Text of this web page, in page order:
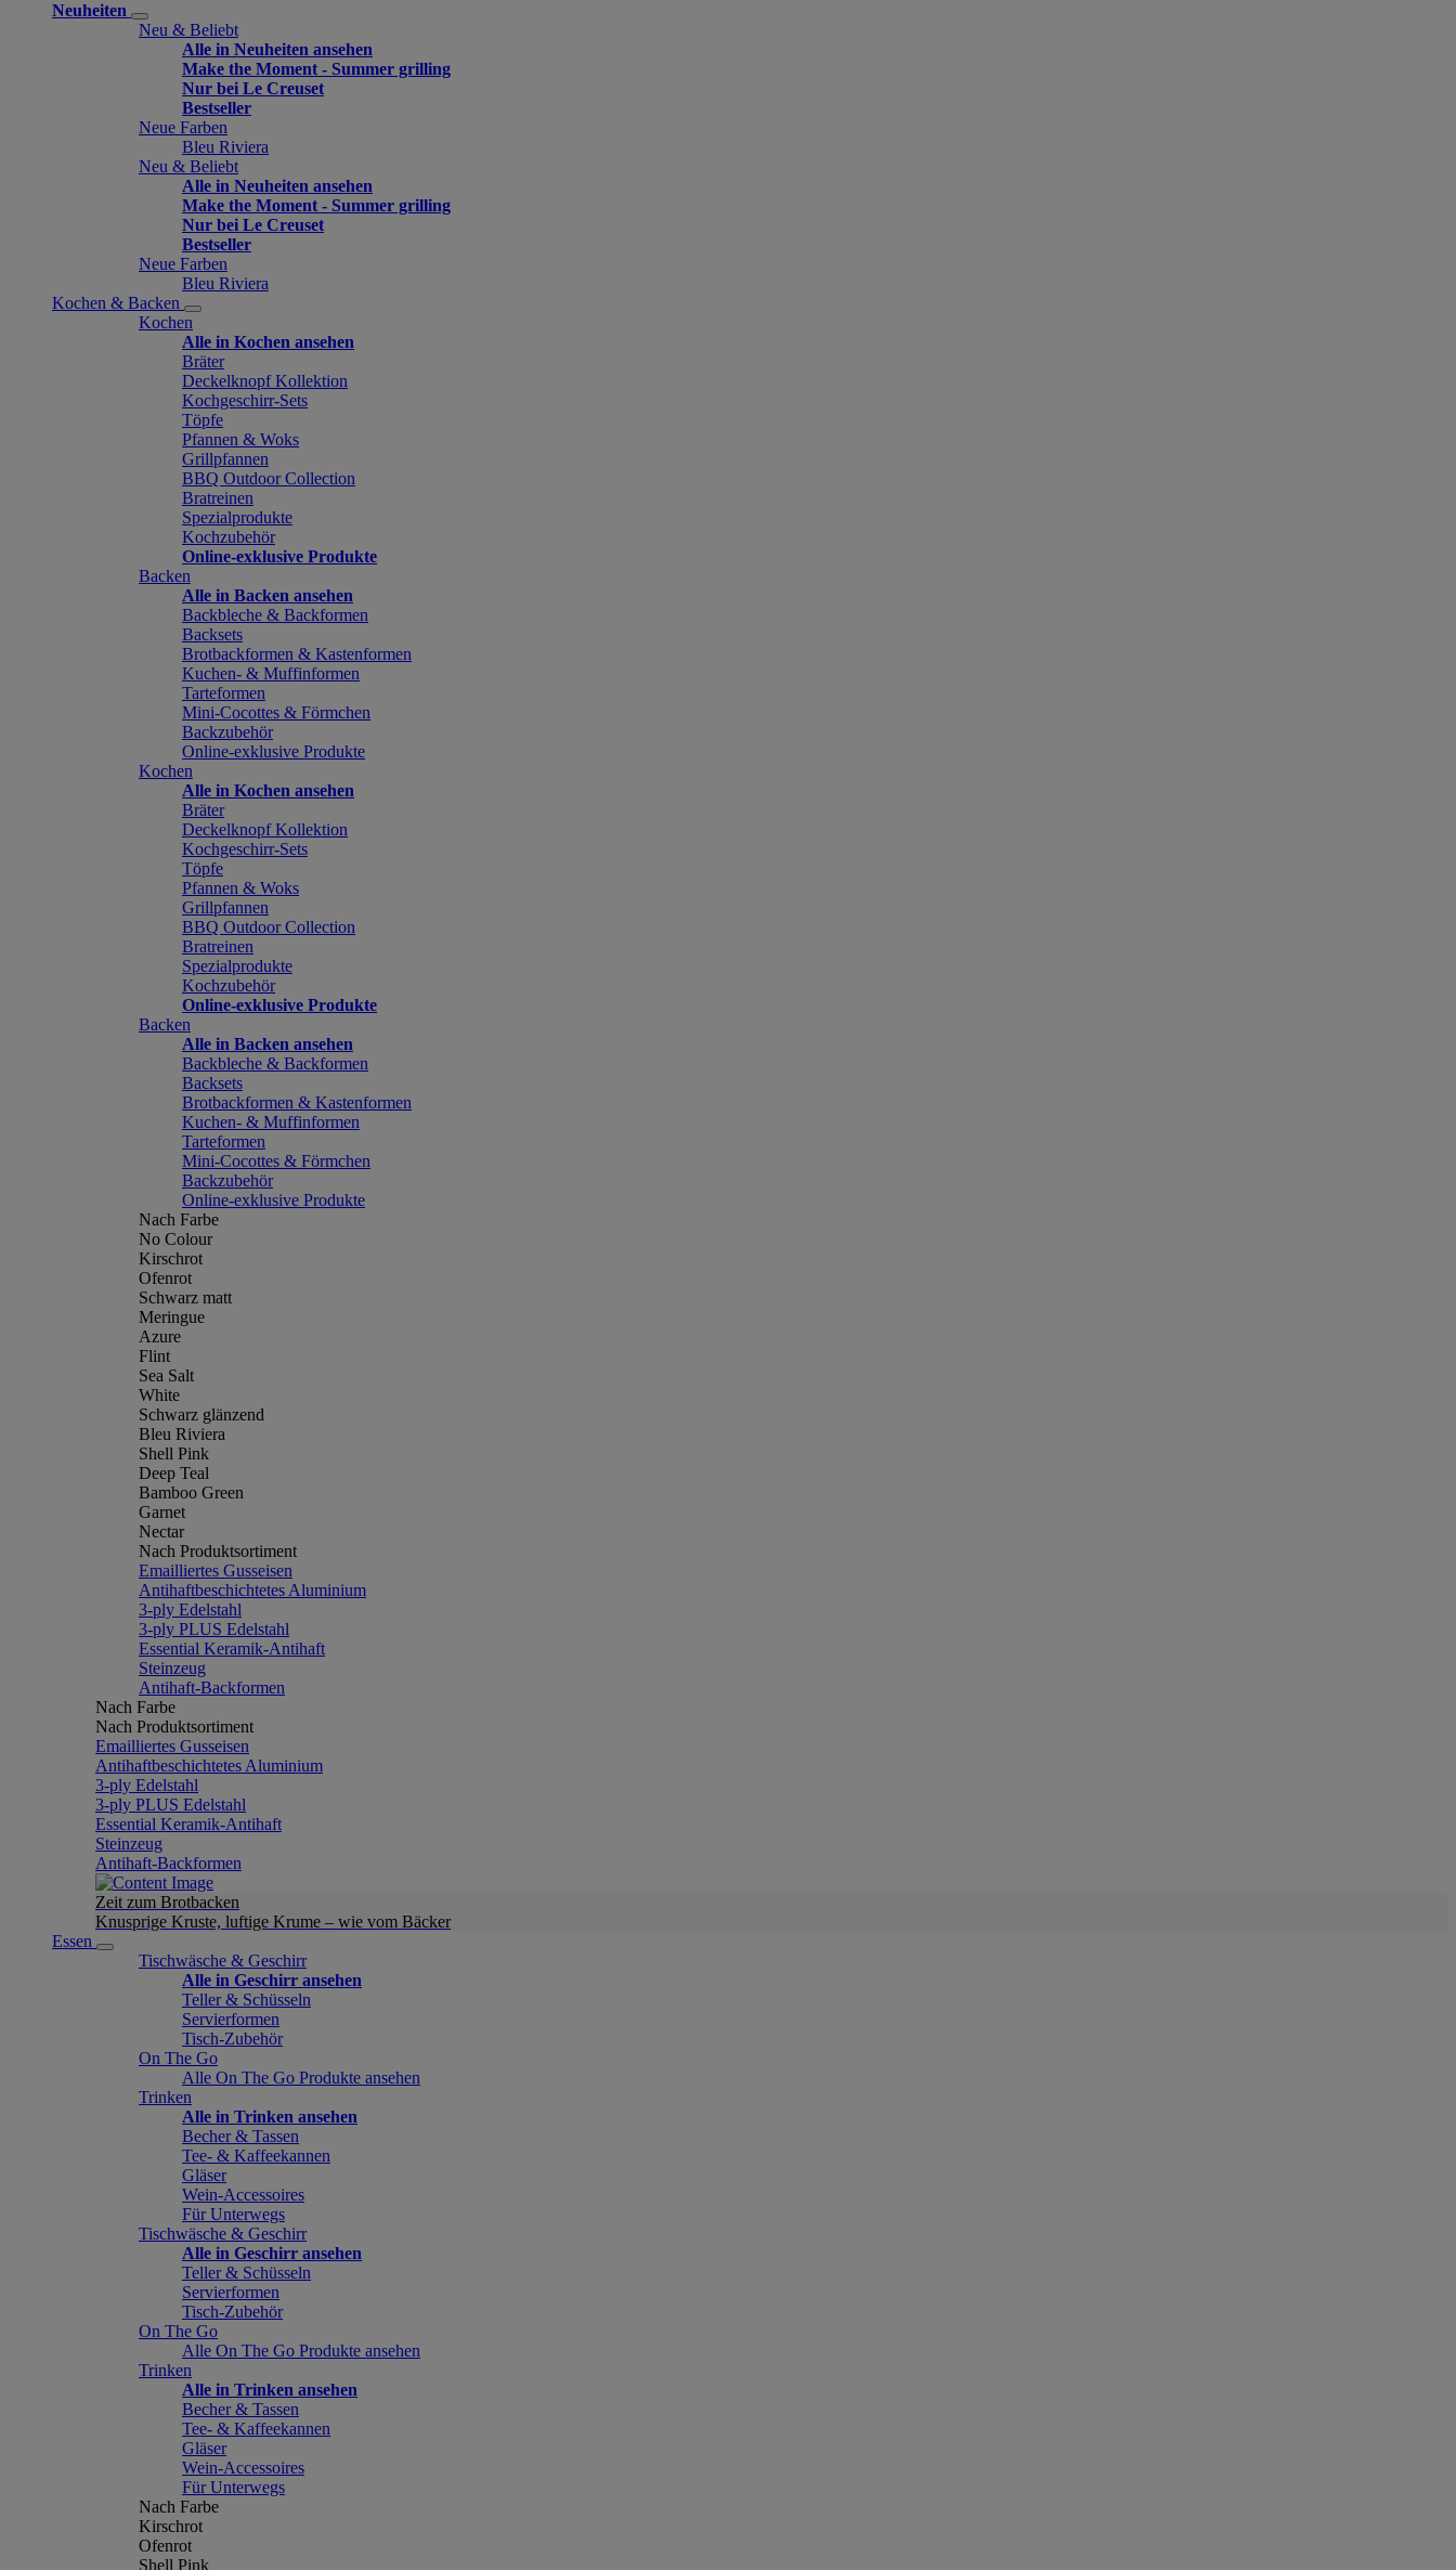
Neuheiten
Neu & Beliebt
Alle in Neuheiten ansehen
Make the Moment - Summer grilling
Nur bei Le Creuset
Bestseller
Neue Farben
Bleu Riviera
Neu & Beliebt
Alle in Neuheiten ansehen
Make the Moment - Summer grilling
Nur bei Le Creuset
Bestseller
Neue Farben
Bleu Riviera
Kochen & Backen
Kochen
Alle in Kochen ansehen
Bräter
Deckelknopf Kollektion
Kochgeschirr-Sets
Töpfe
Pfannen & Woks
Grillpfannen
BBQ Outdoor Collection
Bratreinen
Spezialprodukte
Kochzubehör
Online-exklusive Produkte
Backen
Alle in Backen ansehen
Backbleche & Backformen
Backsets
Brotbackformen & Kastenformen
Kuchen- & Muffinformen
Tarteformen
Mini-Cocottes & Förmchen
Backzubehör
Online-exklusive Produkte
Kochen
Alle in Kochen ansehen
Bräter
Deckelknopf Kollektion
Kochgeschirr-Sets
Töpfe
Pfannen & Woks
Grillpfannen
BBQ Outdoor Collection
Bratreinen
Spezialprodukte
Kochzubehör
Online-exklusive Produkte
Backen
Alle in Backen ansehen
Backbleche & Backformen
Backsets
Brotbackformen & Kastenformen
Kuchen- & Muffinformen
Tarteformen
Mini-Cocottes & Förmchen
Backzubehör
Online-exklusive Produkte
Nach Farbe
No Colour
Kirschrot
Ofenrot
Schwarz matt
Meringue
Azure
Flint
Sea Salt
White
Schwarz glänzend
Bleu Riviera
Shell Pink
Deep Teal
Bamboo Green
Garnet
Nectar
Nach Produktsortiment
Emailliertes Gusseisen
Antihaftbeschichtetes Aluminium
3-ply Edelstahl
3-ply PLUS Edelstahl
Essential Keramik-Antihaft
Steinzeug
Antihaft-Backformen
Nach Farbe
Nach Produktsortiment
Emailliertes Gusseisen
Antihaftbeschichtetes Aluminium
3-ply Edelstahl
3-ply PLUS Edelstahl
Essential Keramik-Antihaft
Steinzeug
Antihaft-Backformen
Zeit zum Brotbacken
Knusprige Kruste, luftige Krume – wie vom Bäcker
Essen
Tischwäsche & Geschirr
Alle in Geschirr ansehen
Teller & Schüsseln
Servierformen
Tisch-Zubehör
On The Go
Alle On The Go Produkte ansehen
Trinken
Alle in Trinken ansehen
Becher & Tassen
Tee- & Kaffeekannen
Gläser
Wein-Accessoires
Für Unterwegs
Tischwäsche & Geschirr
Alle in Geschirr ansehen
Teller & Schüsseln
Servierformen
Tisch-Zubehör
On The Go
Alle On The Go Produkte ansehen
Trinken
Alle in Trinken ansehen
Becher & Tassen
Tee- & Kaffeekannen
Gläser
Wein-Accessoires
Für Unterwegs
Nach Farbe
Kirschrot
Ofenrot
Shell Pink